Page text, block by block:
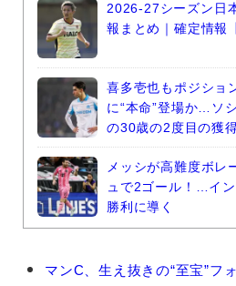
2026-27シーズン日
報まとめ｜確定情報
喜多壱也もポジショ
に“本命”登場か…ソ
の30歳の2度目の獲
メッシが高難度ボレ
ュで2ゴール！…イ
勝利に導く
フ
マンC、生え抜きの“至宝”フ